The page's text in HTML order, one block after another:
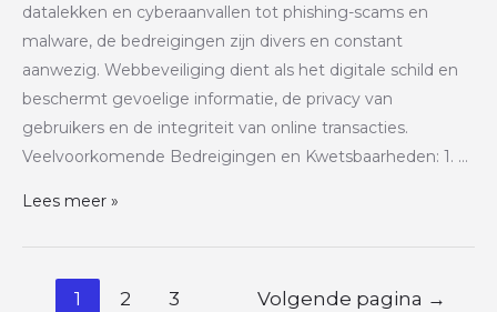
datalekken en cyberaanvallen tot phishing-scams en
malware, de bedreigingen zijn divers en constant
aanwezig. Webbeveiliging dient als het digitale schild en
beschermt gevoelige informatie, de privacy van
gebruikers en de integriteit van online transacties.
Veelvoorkomende Bedreigingen en Kwetsbaarheden: 1. …
Lees meer »
1 2 3 Volgende pagina →